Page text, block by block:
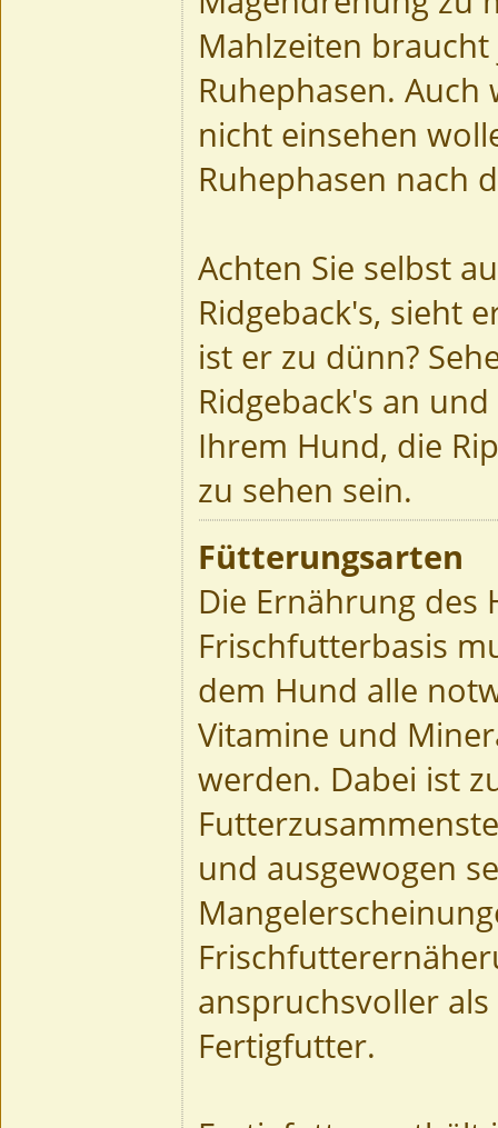
Mahlzeiten
Ruhephasen.
nicht einsehen
Ruhephasen nach
Achten Sie selbst
Ridgeback's, sieht
ist er zu dünn?
Ridgeback's an
Ihrem Hund, die
zu sehen sein.
Fütterungsarten
Die Ernährung des
Frischfutterbasis
dem Hund alle
Vitamine und
werden. Dabei ist
und ausgewogen
anspruchsvoller
Fertigfutter.